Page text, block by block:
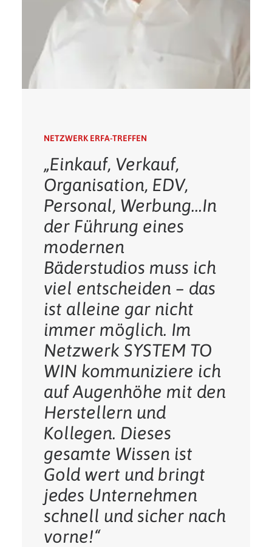
NETZWERK ERFA-TREFFEN
„Einkauf, Verkauf,
Organisation, EDV,
Personal, Werbung…In
der Führung eines
modernen
Bäderstudios muss ich
viel entscheiden – das
ist alleine gar nicht
immer möglich. Im
Netzwerk SYSTEM TO
WIN kommuniziere ich
auf Augenhöhe mit den
Herstellern und
Kollegen. Dieses
gesamte Wissen ist
Gold wert und bringt
jedes Unternehmen
schnell und sicher nach
vorne!“